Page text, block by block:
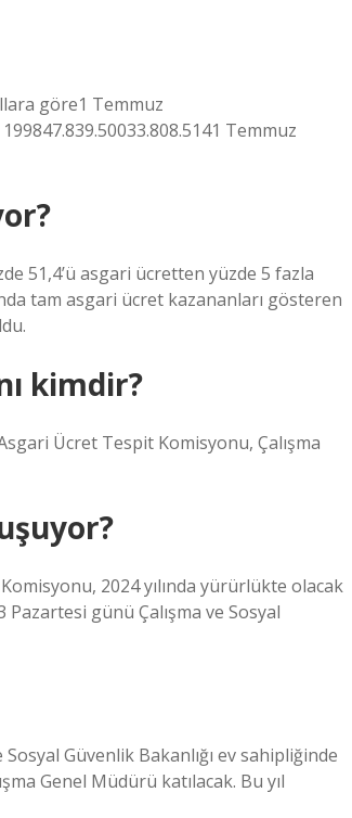
göre1 Temmuz
Temmuz
51,4’ü asgari ücretten yüzde 5 fazla
tam asgari ücret kazananları gösteren
kimdir?
Ücret Tespit Komisyonu, Çalışma
2024 yılında yürürlükte olacak
günü Çalışma ve Sosyal
Güvenlik Bakanlığı ev sahipliğinde
Genel Müdürü katılacak. Bu yıl